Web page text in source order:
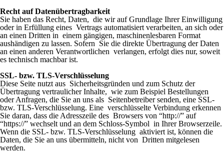
Recht auf Datenübertragbarkeit
Sie haben das Recht, Daten, die wir auf Grundlage Ihrer Einwilligung
oder in Erfüllung eines Vertrags automatisiert verarbeiten, an sich oder
an einen Dritten in einem gängigen, maschinenlesbaren Format
aushändigen zu lassen. Sofern Sie die direkte Übertragung der Daten
an einen anderen Verantwortlichen verlangen, erfolgt dies nur, soweit
es technisch machbar ist.
SSL- bzw. TLS-Verschlüsselung
Diese Seite nutzt aus Sicherheitsgründen und zum Schutz der
Übertragung vertraulicher Inhalte, wie zum Beispiel Bestellungen
oder Anfragen, die Sie an uns als Seitenbetreiber senden, eine SSL-
bzw. TLS-Verschlüsselung. Eine verschlüsselte Verbindung erkennen
Sie daran, dass die Adresszeile des Browsers von “http://” auf
“https://” wechselt und an dem Schloss-Symbol in Ihrer Browserzeile.
Wenn die SSL- bzw. TLS-Verschlüsselung aktiviert ist, können die
Daten, die Sie an uns übermitteln, nicht von Dritten mitgelesen
werden.